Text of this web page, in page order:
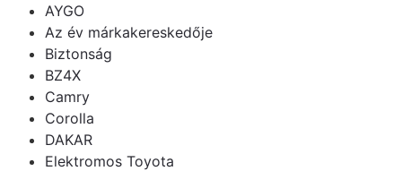
AYGO
Az év márkakereskedője
Biztonság
BZ4X
Camry
Corolla
DAKAR
Elektromos Toyota